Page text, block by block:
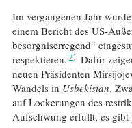
Im vergangenen Jahr
einem Bericht des US-
besorgniserregend“
respektieren. 7
Dafür
neuen Präsidenten
Wandels in Usbekistan.
auf Lockerungen des
Aufschwung erfüllt, es gibt